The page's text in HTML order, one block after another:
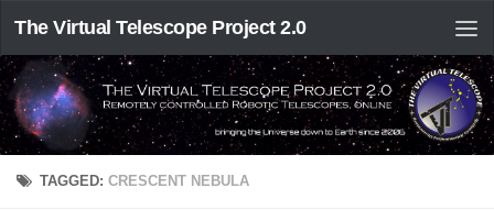
The Virtual Telescope Project 2.0
TAGGED:CRESCENT NEBULA